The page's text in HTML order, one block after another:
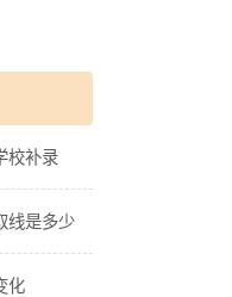
校补录
线是多少
化